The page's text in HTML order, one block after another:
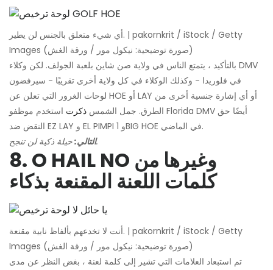
أي شيء متعلق بالجنس لن يطير. | pakornkrit / iStock / Getty
Images (صورة توضيحية: نيكول مور / ورقة الغش)
بالتأكيد ، يتمتع الناس في ولاية صن شاين بلعبة الجولف. لكن وكلاء DMV
في فلوريدا - وكذلك الوكلاء في كل ولاية أخرى تقريبًا - سيرفضون
لوحات الغرور التي تعلن عن HOE أو LAY أو أي إشارة جنسية أخرى من
الطرق. جمل الشمس ذكرت استخدم موظفو Florida DMV أيضًا حق
النقض ضد EZ LAY و EL PIMPI و 1BIG HOE في الماضي.
التالي:حيلة ذكية لن تنجح.
8. O HAIL NO وغيرها من
كلمات اللعنة المقنعة بذكاء
أنت لا تخدعهم بألفاظ نابية مقنعة. | pakornkrit / iStock / Getty
Images (صورة توضيحية: نيكول مور / ورقة الغش)
تم استبعاد العلامات التي تشير إلى كلمة لعنة ، بغض النظر عن مدى